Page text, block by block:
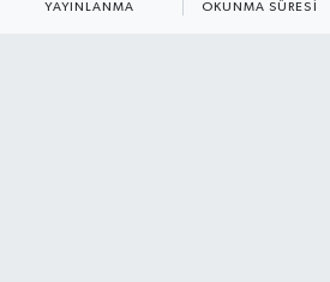
YAYINLANMA OKUNMA SÜRESI